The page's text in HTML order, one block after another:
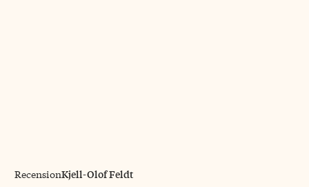
RecensionKjell-Olof Feldt